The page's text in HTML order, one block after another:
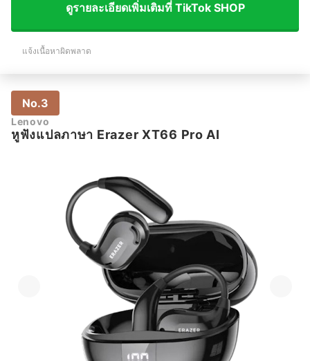
ดูรายละเอียดเพิ่มเติมที่ TikTok SHOP
แจ้งเนื้อหาผิดพลาด
No.3
Lenovo
หูฟังแปลภาษา Erazer XT66 Pro AI